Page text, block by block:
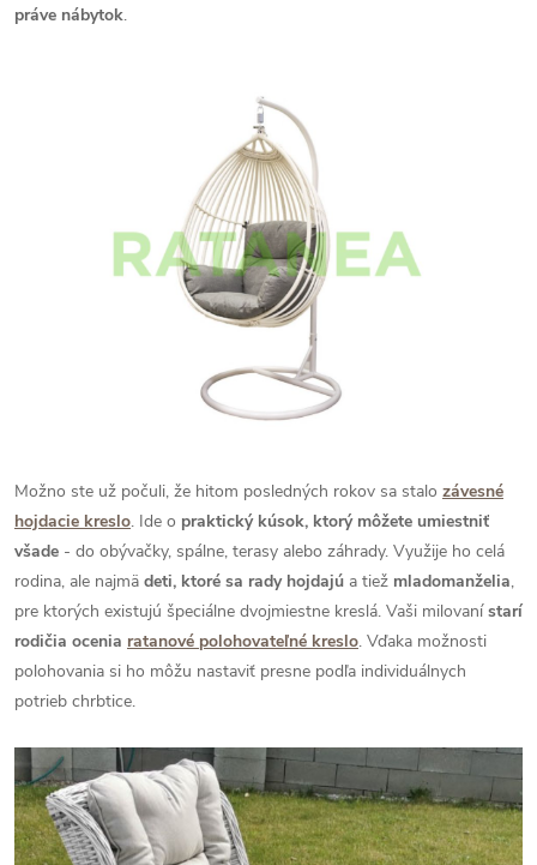
práve nábytok.
Možno ste už počuli, že hitom posledných rokov sa stalo závesné
hojdacie kreslo. Ide o praktický kúsok, ktorý môžete umiestniť
všade - do obývačky, spálne, terasy alebo záhrady. Využije ho celá
rodina, ale najmä deti, ktoré sa rady hojdajú a tiež mladomanželia,
pre ktorých existujú špeciálne dvojmiestne kreslá. Vaši milovanístarí
rodičia ocenia ratanové polohovateľné kreslo. Vďaka možnosti
polohovania si ho môžu nastaviť presne podľa individuálnych
potrieb chrbtice.